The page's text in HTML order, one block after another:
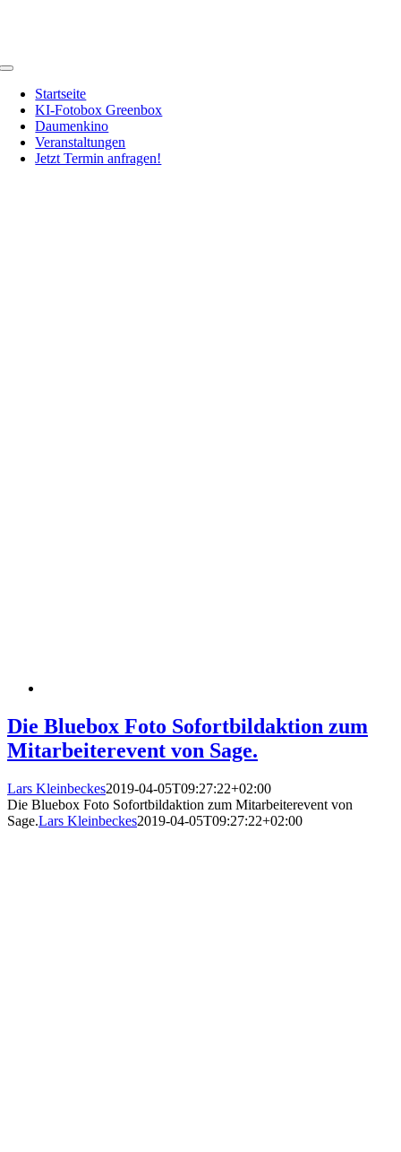
Toggle
NavigationStartseite
KI-Fotobox Greenbox
Daumenkino
Veranstaltungen
Jetzt Termin anfragen!
Die Bluebox Foto Sofortbildaktion zum
Mitarbeiterevent von Sage.
Lars Kleinbeckes2019-04-05T09:27:22+02:00
Die Bluebox Foto Sofortbildaktion zum Mitarbeiterevent von
Sage.Lars Kleinbeckes2019-04-05T09:27:22+02:00